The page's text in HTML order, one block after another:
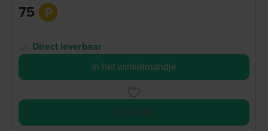
75 P
Direct leverbaar
In het winkelmandje
Bestel nu